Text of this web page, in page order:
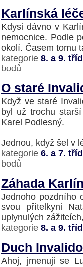
Karlínská
Kdysi dávno v
nemocnice. Podle
okolí. Časem tomu
kategorie 8. a 9.
bodů
O staré
Když ve staré
byl už trochu
Karel Podlesný.
Jednou, když šel v
kategorie 6. a 7.
bodů
Záhada
Jednoho pozdního
svou přítelkyni
uplynulých
kategorie 8. a 9.
Duch
Ahoj, jmenuji se